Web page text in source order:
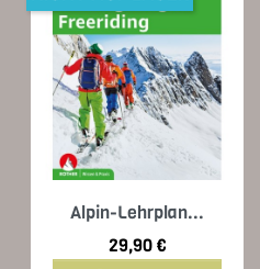
Alpin-Lehrplan...
Preis
29,90 €